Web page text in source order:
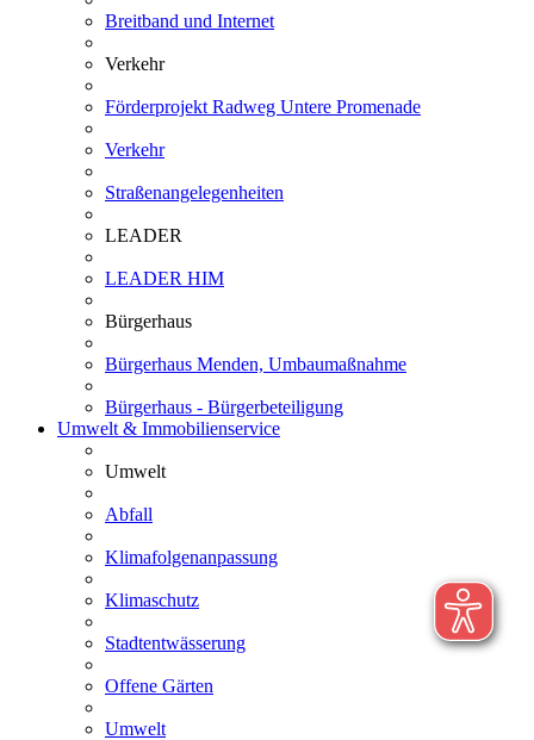
Breitband und Internet
Verkehr
Förderprojekt Radweg Untere Promenade
Verkehr
Straßenangelegenheiten
LEADER
LEADER HIM
Bürgerhaus
Bürgerhaus Menden, Umbaumaßnahme
Bürgerhaus - Bürgerbeteiligung
Umwelt & Immobilienservice
Umwelt
Abfall
Klimafolgenanpassung
Klimaschutz
Stadtentwässerung
Offene Gärten
Umwelt